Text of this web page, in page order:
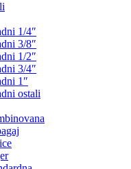
1/4″
3/8″
1/2″
3/4″
1″
ostali